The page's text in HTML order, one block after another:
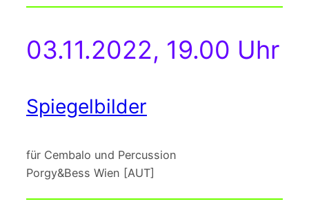
03.11.2022, 19.00 Uhr
Spiegelbilder
für Cembalo und Percussion
Porgy&Bess Wien [AUT]